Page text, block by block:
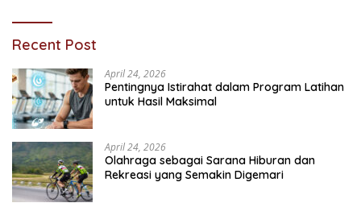
Recent Post
April 24, 2026
Pentingnya Istirahat dalam Program Latihan
untuk Hasil Maksimal
April 24, 2026
Olahraga sebagai Sarana Hiburan dan
Rekreasi yang Semakin Digemari